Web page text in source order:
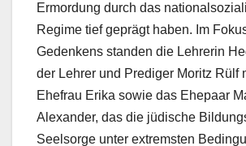
Ermordung durch das
Regime tief geprägt haben. Im
Gedenkens standen die Lehrerin
der Lehrer und Prediger Moritz Rülf
Ehefrau Erika sowie das Ehepaar
Alexander, das die jüdische
Seelsorge unter extremsten